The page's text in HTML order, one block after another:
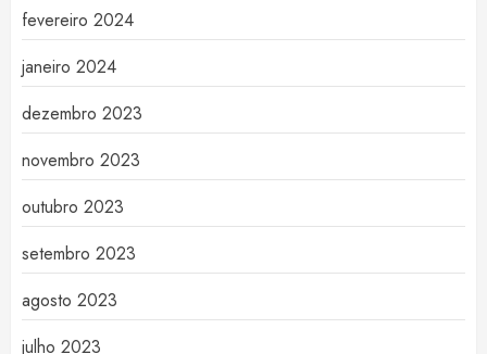
fevereiro 2024
janeiro 2024
dezembro 2023
novembro 2023
outubro 2023
setembro 2023
agosto 2023
julho 2023